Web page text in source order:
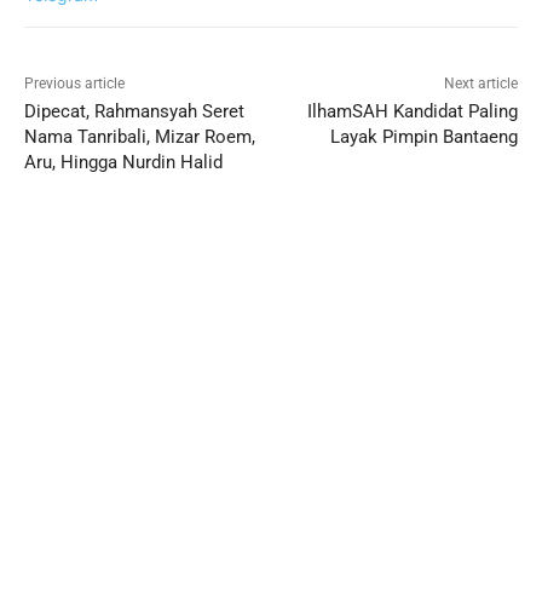
Previous article
Dipecat, Rahmansyah Seret
Nama Tanribali, Mizar Roem,
Aru, Hingga Nurdin Halid
Next article
IlhamSAH Kandidat Paling
Layak Pimpin Bantaeng